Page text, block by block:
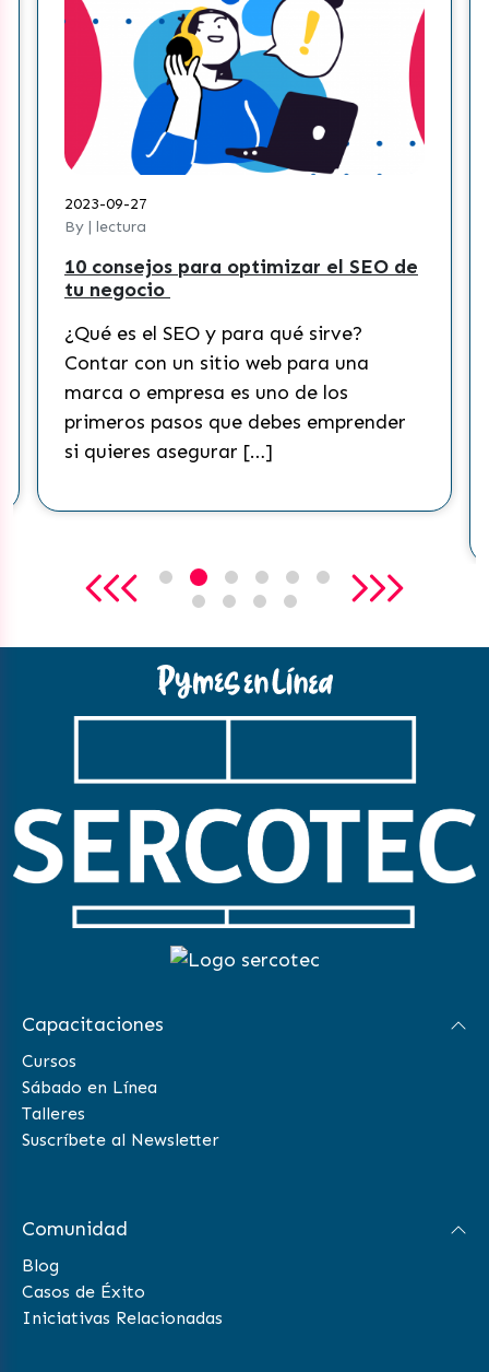
2023-09-27
By | lectura
10 consejos para optimizar el SEO de
tu negocio
¿Qué es el SEO y para qué sirve?
Contar con un sitio web para una
marca o empresa es uno de los
primeros pasos que debes emprender
si quieres asegurar […]
Capacitaciones
Cursos
Sábado en Línea
Talleres
Suscríbete al Newsletter
Comunidad
Blog
Casos de Éxito
Iniciativas Relacionadas